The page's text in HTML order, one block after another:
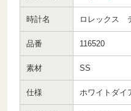
時計名 ロレックス
品番 116520
素材 SS
仕様 ホワイトダイ